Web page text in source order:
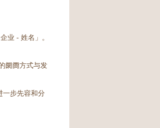
业 - 姓名」。
阛阓方式与发
一步先容和分